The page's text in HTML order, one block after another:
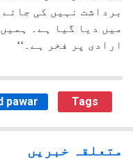
برداشت نہیں کی
میں دیا گیا ہے۔
ارادی پر فخر ہے۔‘‘
pawar Tags
متعلقہ خبریں